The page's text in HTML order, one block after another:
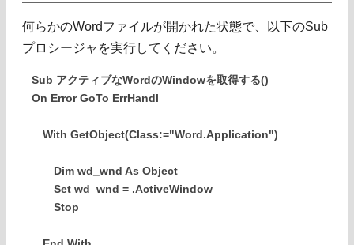
何らかのWordファイルが開かれた状態で、以下のSub
プロシージャを実行してください。
Sub アクティブなWordのWindowを取得する()
On Error GoTo ErrHandl
With GetObject(Class:="Word.Application")
Dim wd_wnd As Object
Set wd_wnd = .ActiveWindow
Stop